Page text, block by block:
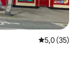
5 üzerinden
5,0 (35)